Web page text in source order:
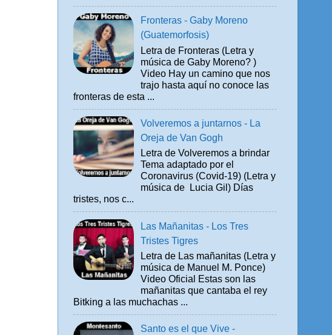
Fronteras - Gaby Moreno
(Guatemorfosis)
Letra de Fronteras (Letra y
música de Gaby Moreno? )
Video Hay un camino que nos
trajo hasta aquí no conoce las
fronteras de esta ...
Volveremos a juntarnos - La
Oreja de Van Gogh
Letra de Volveremos a brindar
Tema adaptado por el
Coronavirus (Covid-19) (Letra y
música de Lucia Gil) Días
tristes, nos c...
Las Mañanitas - Los Tres
Tristes Tigres
Letra de Las mañanitas (Letra y
música de Manuel M. Ponce)
Video Oficial Estas son las
mañanitas que cantaba el rey
Bitking a las muchachas ...
Santo es el que Vive -